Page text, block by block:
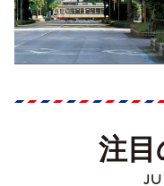
注目